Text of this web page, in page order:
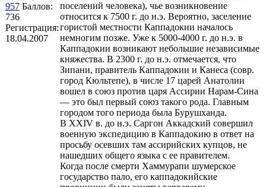
957 Баллов:
736
Регистрация:
18.04.2007
поселений человека), чье возникновение
относится к 7500 г. до н.э. Вероятно, заселение
гористой местности Каппадокии началось
немногим позже. Уже к 5000-4000 г. до н.э. в
Каппадокии возникают небольшие независимые
княжества. В 2300 г. до н.э. отмечается, что
Зипани, правитель Каппадокии и Канеса (совр.
город Кюльтепе), в числе 17 царей Анатолии
вошел в союз против царя Ассирии Нарам-Сина
— это был первый союз такого рода. Главным
городом того периода была Бурушханда.
В XXIV в. до н.э. Саргон Аккадский совершил
военную экспедицию в Каппадокию в ответ на
просьбу осевших там ассирийских купцов, не
нашедших общего языка с ее правителем.
Когда после смерти Хаммурапи шумерское
государство пало, его каппадокийские